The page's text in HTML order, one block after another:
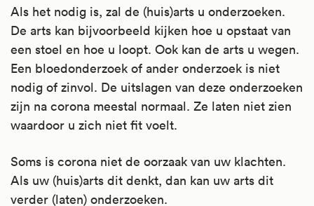
Als het nodig is, zal de (huis)arts u onderzoeken.
De arts kan bijvoorbeeld kijken hoe u opstaat van
een stoel en hoe u loopt. Ook kan de arts u wegen.
Een bloedonderzoek of ander onderzoek is niet
nodig of zinvol. De uitslagen van deze onderzoeken
zijn na corona meestal normaal. Ze laten niet zien
waardoor u zich niet fit voelt.
Soms is corona niet de oorzaak van uw klachten.
Als uw (huis)arts dit denkt, dan kan uw arts dit
verder (laten) onderzoeken.